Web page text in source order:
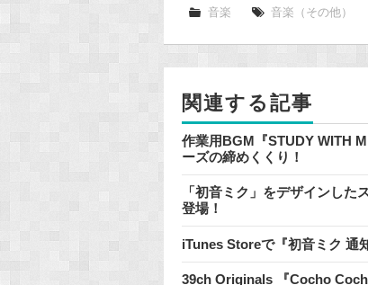
k
音楽 音楽（その他）
関連する記事
作業用BGM『STUDY WITH
ーズの締めくくり！
「初音ミク」をデザインし
登場！
iTunes Storeで『初音ミク 通
39ch Originals 『Cocho